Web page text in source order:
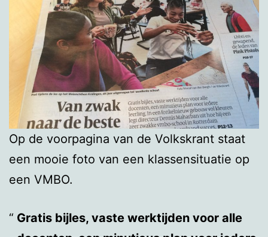
Op de voorpagina van de Volkskrant staat
een mooie foto van een klassensituatie op
een VMBO.
Gratis bijles, vaste werktijden voor alle